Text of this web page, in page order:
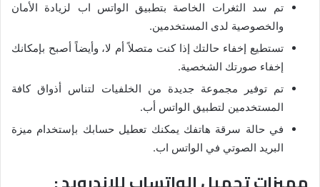
تم سد الثغرات الخاصة بتطبيق الواتس اب لزيادة الأمان
والخصوصية لدى المستخدمين.
تستطيع إخفاء حالتك إذا كنت متصلاً أم لا، وأيضاً أصبح بإمكانك
إخفاء صورتك الشخصية.
تم توفير مجموعة جديدة من الخلفيات لتناس أذواق كافة
المستخدمين لتطبيق الواتس أب.
في حالة سرقة هاتفك يمكنك تعطيل حسابك بإستخدام ميزة
البريد الصوتي في الواتس اب.